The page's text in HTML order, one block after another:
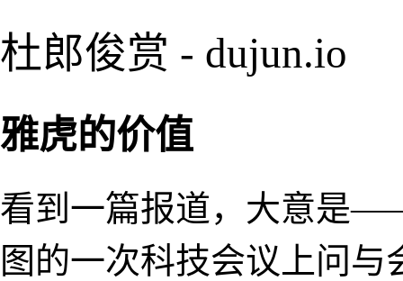
杜郎俊赏 - dujun.io
雅虎的价值
看到一篇报道，大意是
图的一次科技会议上问